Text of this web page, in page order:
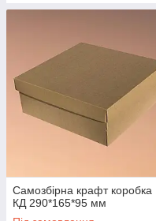
Самозбірна крафт коробка
КД 290*165*95 мм